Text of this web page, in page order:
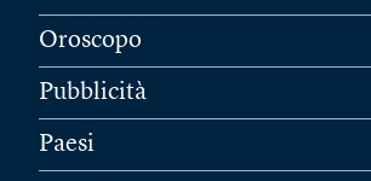
Oroscopo
Pubblicità
Paesi